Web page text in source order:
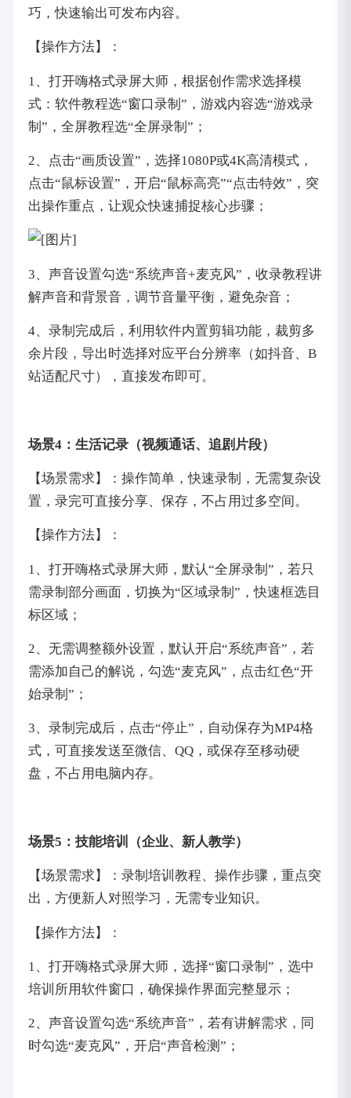
巧，快速输出可发布内容。
【操作方法】：
1、打开嗨格式录屏大师，根据创作需求选择模
式：软件教程选“窗口录制”，游戏内容选“游戏录
制”，全屏教程选“全屏录制”；
2、点击“画质设置”，选择1080P或4K高清模式，
点击“鼠标设置”，开启“鼠标高亮”“点击特效”，突
出操作重点，让观众快速捕捉核心步骤；
3、声音设置勾选“系统声音+麦克风”，收录教程讲
解声音和背景音，调节音量平衡，避免杂音；
4、录制完成后，利用软件内置剪辑功能，裁剪多
余片段，导出时选择对应平台分辨率（如抖音、B
站适配尺寸），直接发布即可。
场景4：生活记录（视频通话、追剧片段）
【场景需求】：操作简单，快速录制，无需复杂设
置，录完可直接分享、保存，不占用过多空间。
【操作方法】：
1、打开嗨格式录屏大师，默认“全屏录制”，若只
需录制部分画面，切换为“区域录制”，快速框选目
标区域；
2、无需调整额外设置，默认开启“系统声音”，若
需添加自己的解说，勾选“麦克风”，点击红色“开
始录制”；
3、录制完成后，点击“停止”，自动保存为MP4格
式，可直接发送至微信、QQ，或保存至移动硬
盘，不占用电脑内存。
场景5：技能培训（企业、新人教学）
【场景需求】：录制培训教程、操作步骤，重点突
出，方便新人对照学习，无需专业知识。
【操作方法】：
1、打开嗨格式录屏大师，选择“窗口录制”，选中
培训所用软件窗口，确保操作界面完整显示；
2、声音设置勾选“系统声音”，若有讲解需求，同
时勾选“麦克风”，开启“声音检测”；